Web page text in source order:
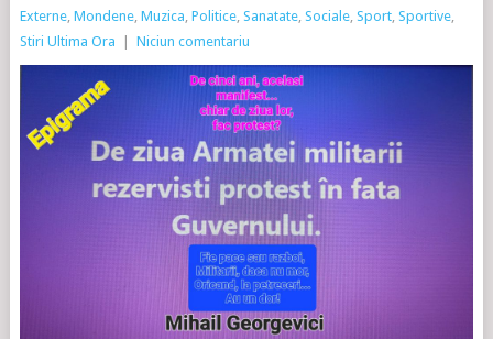
Externe, Mondene, Muzica, Politice, Sanatate, Sociale, Sport, Sportive,
Stiri Ultima Ora
Niciun comentariu